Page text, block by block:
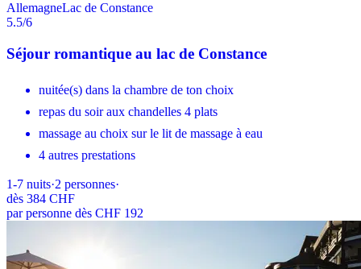
AllemagneLac de Constance
5.5/6
Séjour romantique au lac de Constance
nuitée(s) dans la chambre de ton choix
repas du soir aux chandelles 4 plats
massage au choix sur le lit de massage à eau
4 autres prestations
1-7 nuits·2 personnes·
dès 384 CHF
par personne dès CHF 192